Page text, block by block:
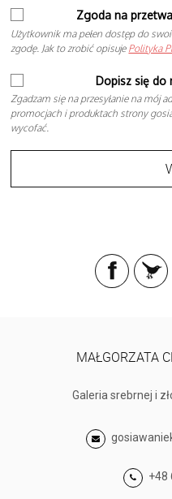
Zgoda na
Użytkownik ma pełen dostęp do
zgodę. Jak to zrobić opisuje Polityka
Dopisz się do
Zgadzam się na przesyłanie na mój
promocjach i produktach strony
wycofać.
MAŁGORZATA
Galeria srebrnej i
+48